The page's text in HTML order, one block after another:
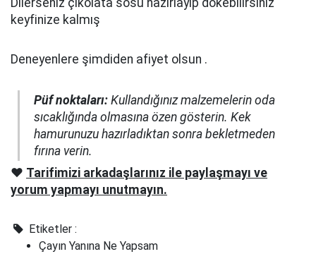
Dilerseniz çikolata sosu hazırlayıp dökebilirsiniz
keyfinize kalmış
Deneyenlere şimdiden afiyet olsun .
Püf noktaları: Kullandığınız malzemelerin oda
sıcaklığında olmasına özen gösterin. Kek
hamurunuzu hazırladıktan sonra bekletmeden
fırına verin.
❤️ Tarifimizi arkadaşlarınız ile paylaşmayı ve
yorum yapmayı unutmayın.
Etiketler :
Çayın Yanına Ne Yapsam